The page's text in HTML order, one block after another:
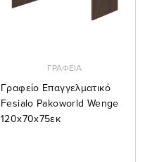
ΓΡΑΦΕΙΑ
Γραφείο Επαγγελματικό
Fesialo Pakoworld Wenge
120x70x75εκ